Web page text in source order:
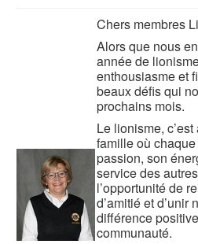
Chers membres
Alors que nous
année de
enthousiasme et
beaux défis qui
prochains mois.
Le lionisme,
famille où
passion, son
service des
l’opportunité de
d’amitié et d’unir
différence
communauté.